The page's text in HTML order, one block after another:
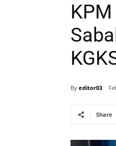
By editor03
Share